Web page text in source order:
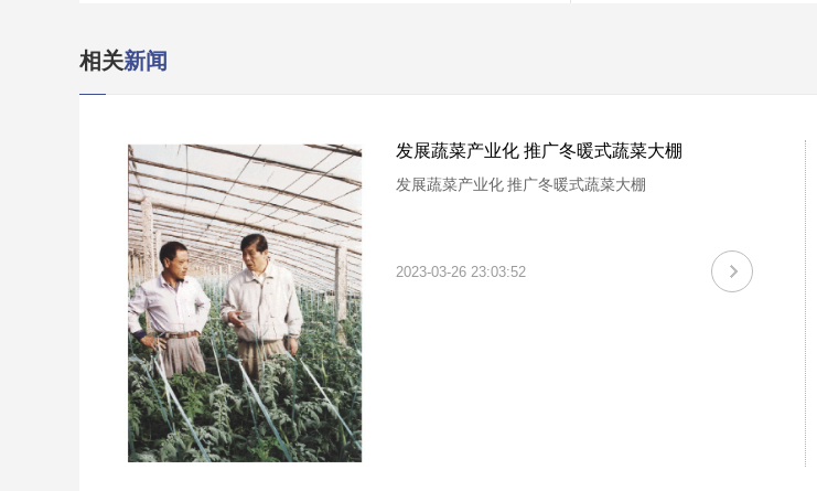
相关新闻
发展蔬菜产业化 推广冬暖式蔬菜大棚
发展蔬菜产业化 推广冬暖式蔬菜大棚
2023-03-26 23:03:52